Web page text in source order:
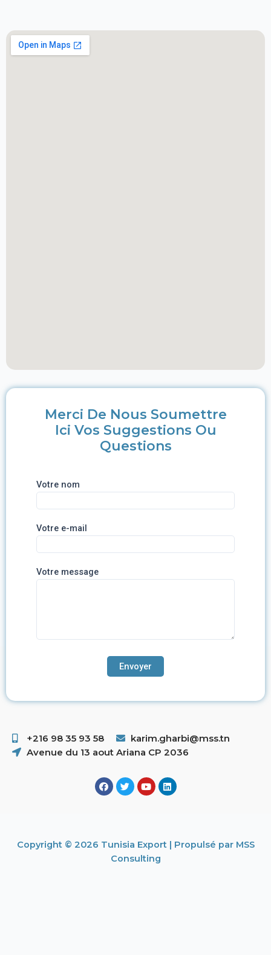
Merci De Nous Soumettre
Ici Vos Suggestions Ou
Questions
Votre nom
Votre e-mail
Votre message
+216 98 35 93 58 ​
karim.gharbi@mss.tn
Avenue du 13 aout Ariana CP 2036
Copyright © 2026 Tunisia Export | Propulsé par MSS
Consulting